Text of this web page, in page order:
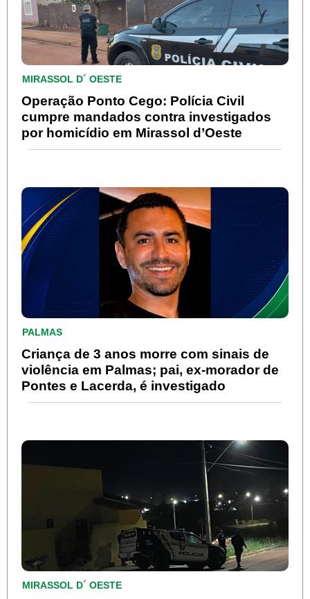
MIRASSOL D´ OESTE
Operação Ponto Cego: Polícia Civil
cumpre mandados contra investigados
por homicídio em Mirassol d’Oeste
PALMAS
Criança de 3 anos morre com sinais de
violência em Palmas; pai, ex-morador de
Pontes e Lacerda, é investigado
MIRASSOL D´ OESTE